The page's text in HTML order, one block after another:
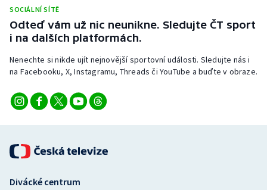
Triatlon
Veslování
Vodní slalom
SOCIÁLNÍ SÍTĚ
Odteď vám už nic neunikne. Sledujte ČT sport
i na dalších platformách.
Nenechte si nikde ujít nejnovější sportovní události. Sledujte nás i
na Facebooku, X, Instagramu, Threads či YouTube a buďte v obraze.
Divácké centrum